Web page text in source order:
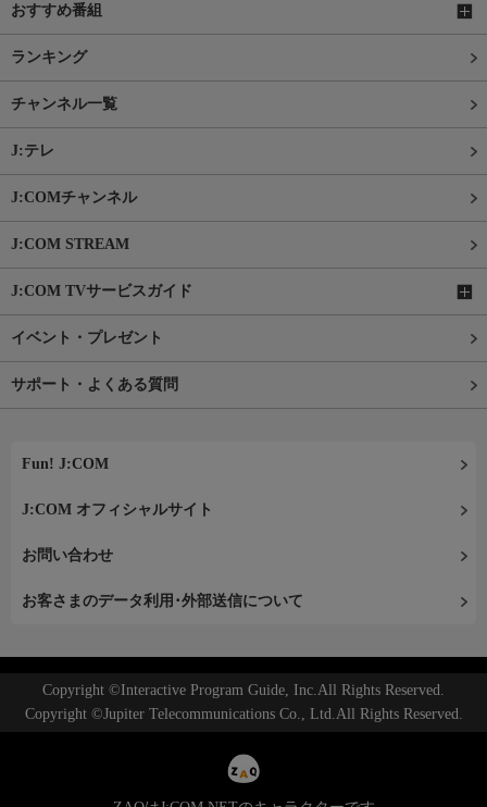
おすすめ番組
ランキング
チャンネル一覧
J:テレ
J:COMチャンネル
J:COM STREAM
J:COM TVサービスガイド
イベント・プレゼント
サポート・よくある質問
Fun! J:COM
J:COM オフィシャルサイト
お問い合わせ
お客さまのデータ利用･外部送信について
Copyright ©Interactive Program Guide, Inc.All Rights Reserved.
Copyright ©Jupiter Telecommunications Co., Ltd.All Rights Reserved.